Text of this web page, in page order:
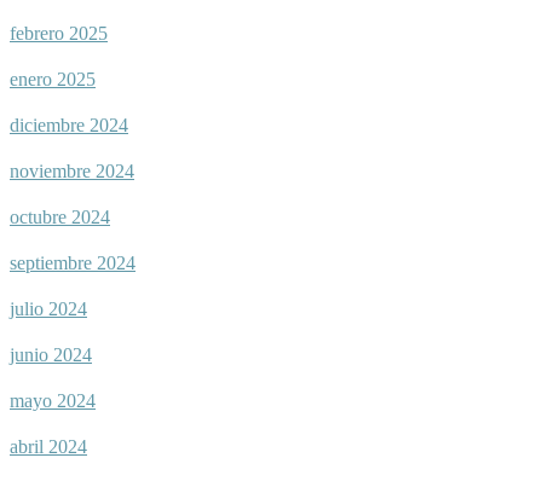
febrero 2025
enero 2025
diciembre 2024
noviembre 2024
octubre 2024
septiembre 2024
julio 2024
junio 2024
mayo 2024
abril 2024